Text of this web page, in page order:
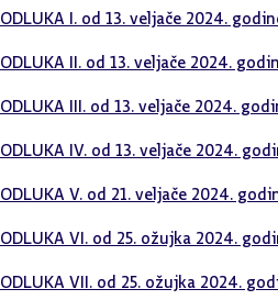
ODLUKA I. od 13. veljače 2024.
ODLUKA II. od 13. veljače 2024.
ODLUKA III. od 13. veljače 2024.
ODLUKA IV. od 13. veljače 2024.
ODLUKA V. od 21. veljače 2024.
ODLUKA VI. od 25. ožujka 2024.
ODLUKA VII. od 25. ožujka 2024.